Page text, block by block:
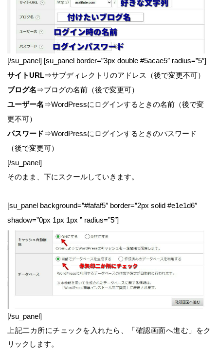
[/su_panel] [su_panel border=”3px double #5acae5″ radius=”5″]
サイトURL⇒サブディレクトリのアドレス（後で変更不可）
ブログ名⇒ブログの名前（後で変更可）
ユーザー名⇒WordPressにログインするときの名前（後で変
更不可）
パスワード⇒WordPressにログインするときのパスワード
（後で変更可）
[/su_panel]
そのまま、下にスクールしていきます。
[su_panel background=”#fafaf5″ border=”2px solid #e1e1d6″
shadow=”0px 1px 1px ” radius=”5″]
[/su_panel]
上記二カ所にチェックを入れたら、「確認画面へ進む」をク
リックします。